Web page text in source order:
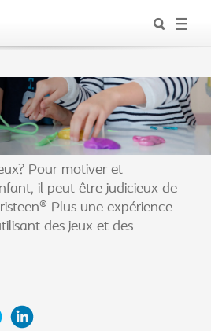
Pour motiver et
il peut être judicieux de
Plus une expérience
des jeux et des